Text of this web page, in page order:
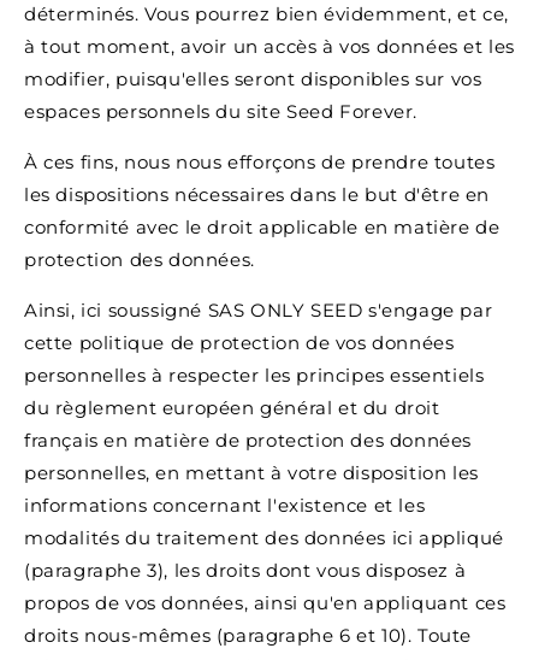
déterminés. Vous pourrez bien évidemment, et ce,
à tout moment, avoir un accès à vos données et les
modifier, puisqu'elles seront disponibles sur vos
espaces personnels du site Seed Forever.
À ces fins, nous nous efforçons de prendre toutes
les dispositions nécessaires dans le but d'être en
conformité avec le droit applicable en matière de
protection des données.
Ainsi, ici soussigné SAS ONLY SEED s'engage par
cette politique de protection de vos données
personnelles à respecter les principes essentiels
du règlement européen général et du droit
français en matière de protection des données
personnelles, en mettant à votre disposition les
informations concernant l'existence et les
modalités du traitement des données ici appliqué
(paragraphe 3), les droits dont vous disposez à
propos de vos données, ainsi qu'en appliquant ces
droits nous-mêmes (paragraphe 6 et 10). Toute